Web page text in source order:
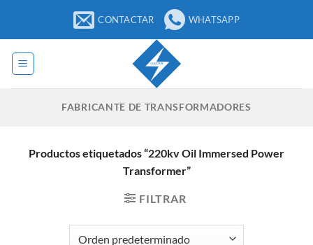
contenido
CONTACTAR WHATSAPP
FABRICANTE DE TRANSFORMADORES
Productos etiquetados “220kv Oil Immersed Power
Transformer”
FILTRAR